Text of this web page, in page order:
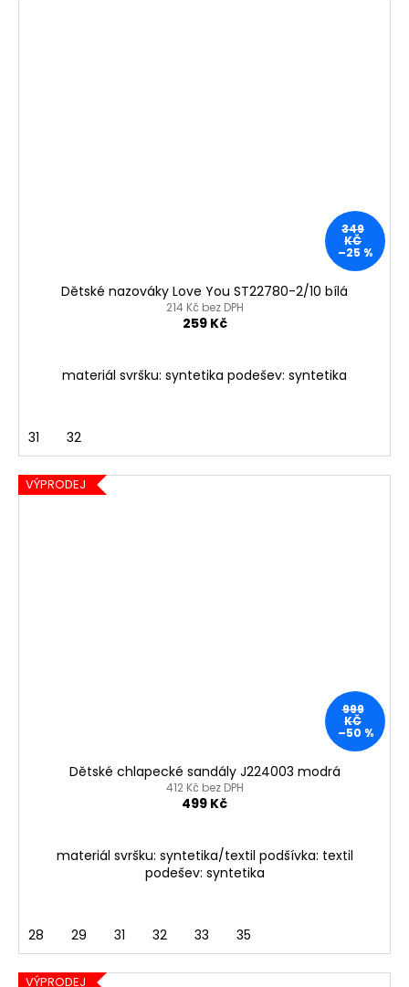
349
KČ
–25 %
Dětské nazováky Love You ST22780-2/10 bílá
214 Kč bez DPH
259 Kč
materiál svršku: syntetika podešev: syntetika
31 32
VÝPRODEJ
999
KČ
–50 %
Dětské chlapecké sandály J224003 modrá
412 Kč bez DPH
499 Kč
materiál svršku: syntetika/textil podšívka: textil
podešev: syntetika
28 29 31 32 33 35
VÝPRODEJ